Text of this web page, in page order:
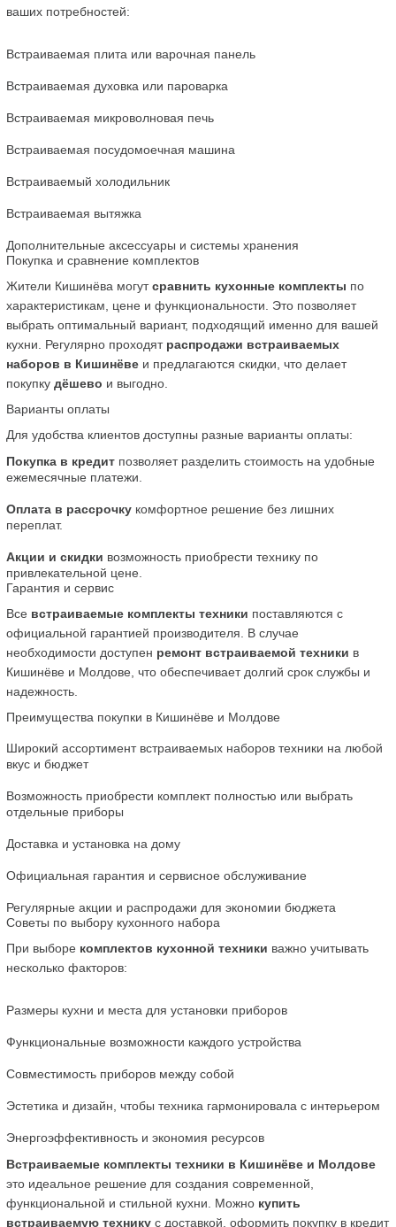
ваших потребностей:
Встраиваемая плита или варочная панель
Встраиваемая духовка или пароварка
Встраиваемая микроволновая печь
Встраиваемая посудомоечная машина
Встраиваемый холодильник
Встраиваемая вытяжка
Дополнительные аксессуары и системы хранения
Покупка и сравнение комплектов
Жители Кишинёва могут сравнить кухонные комплекты по
характеристикам, цене и функциональности. Это позволяет
выбрать оптимальный вариант, подходящий именно для вашей
кухни. Регулярно проходят распродажи встраиваемых
наборов в Кишинёве и предлагаются скидки, что делает
покупку дёшево и выгодно.
Варианты оплаты
Для удобства клиентов доступны разные варианты оплаты:
Покупка в кредит позволяет разделить стоимость на удобные
ежемесячные платежи.
Оплата в рассрочку комфортное решение без лишних
переплат.
Акции и скидки возможность приобрести технику по
привлекательной цене.
Гарантия и сервис
Все встраиваемые комплекты техники поставляются с
официальной гарантией производителя. В случае
необходимости доступен ремонт встраиваемой техники в
Кишинёве и Молдове, что обеспечивает долгий срок службы и
надежность.
Преимущества покупки в Кишинёве и Молдове
Широкий ассортимент встраиваемых наборов техники на любой
вкус и бюджет
Возможность приобрести комплект полностью или выбрать
отдельные приборы
Доставка и установка на дому
Официальная гарантия и сервисное обслуживание
Регулярные акции и распродажи для экономии бюджета
Советы по выбору кухонного набора
При выборе комплектов кухонной техники важно учитывать
несколько факторов:
Размеры кухни и места для установки приборов
Функциональные возможности каждого устройства
Совместимость приборов между собой
Эстетика и дизайн, чтобы техника гармонировала с интерьером
Энергоэффективность и экономия ресурсов
Встраиваемые комплекты техники в Кишинёве и Молдове
это идеальное решение для создания современной,
функциональной и стильной кухни. Можно купить
встраиваемую технику с доставкой, оформить покупку в кредит